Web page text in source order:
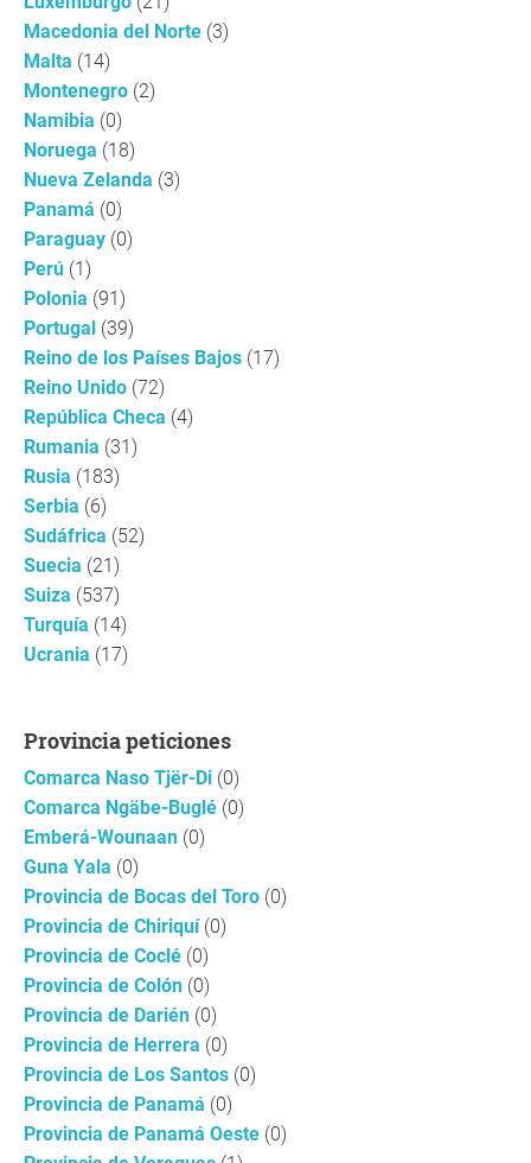
Macedonia del Norte (3)
Malta (14)
Montenegro (2)
Namibia (0)
Noruega (18)
Nueva Zelanda (3)
Panamá (0)
Paraguay (0)
Perú (1)
Polonia (91)
Portugal (39)
Reino de los Países Bajos (17)
Reino Unido (72)
República Checa (4)
Rumania (31)
Rusia (183)
Serbia (6)
Sudáfrica (52)
Suecia (21)
Suiza (537)
Turquía (14)
Ucrania (17)
Provincia peticiones
Comarca Naso Tjër-Di (0)
Comarca Ngäbe-Buglé (0)
Emberá-Wounaan (0)
Guna Yala (0)
Provincia de Bocas del Toro (0)
Provincia de Chiriquí (0)
Provincia de Coclé (0)
Provincia de Colón (0)
Provincia de Darién (0)
Provincia de Herrera (0)
Provincia de Los Santos (0)
Provincia de Panamá (0)
Provincia de Panamá Oeste (0)